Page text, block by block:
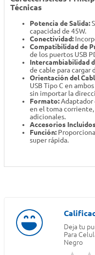
Técnicas
Potencia de Salida:
capacidad de 45W.
Conectividad:
Compatibilidad de
de los puertos USB
Intercambiabilidad
de cable para cargar
Orientación del
USB Tipo C en
sin importar la
Formato:Adaptador
en el toma corriente,
adicionales.
Accesorios
Función:
super rápida.
Deja tu
Para
Negro